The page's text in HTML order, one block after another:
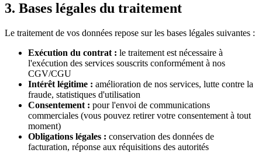
3. Bases légales du traitement
Le traitement de vos données repose sur les bases légales suivantes :
Exécution du contrat : le traitement est nécessaire à
l'exécution des services souscrits conformément à nos
CGV/CGU
Intérêt légitime : amélioration de nos services, lutte contre la
fraude, statistiques d'utilisation
Consentement : pour l'envoi de communications
commerciales (vous pouvez retirer votre consentement à tout
moment)
Obligations légales : conservation des données de
facturation, réponse aux réquisitions des autorités